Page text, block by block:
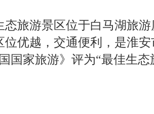
游景区位于白马湖旅游
位优越，交通便利，是淮
国家旅游》评为“最佳生